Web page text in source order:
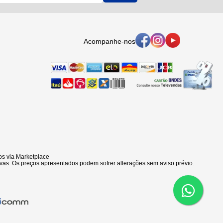
Acompanhe-nos
via Marketplace
Os preços apresentados podem sofrer alterações sem aviso prévio.